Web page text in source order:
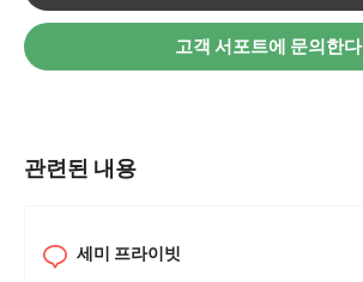
고객 서포트에 문의한다
관련된 내용
세미 프라이빗